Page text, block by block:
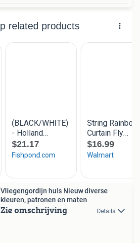
Vliegengordijn huls Nieuw diverse
kleuren, patronen en maten
Zie omschrijving Details